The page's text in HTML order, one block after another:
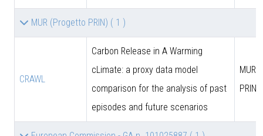
MUR (Progetto PRIN) ( 1 )
CRAWL
Carbon Release in A Warming
cLimate: a proxy data model
comparison for the analysis of past
episodes and future scenarios
MUR
PRIN)